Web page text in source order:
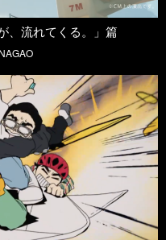
、流れてくる。」篇